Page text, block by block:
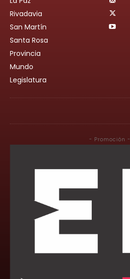
Rivadavia
San Martín
Santa Rosa
Provincia
Mundo
Legislatura
- Promoción -